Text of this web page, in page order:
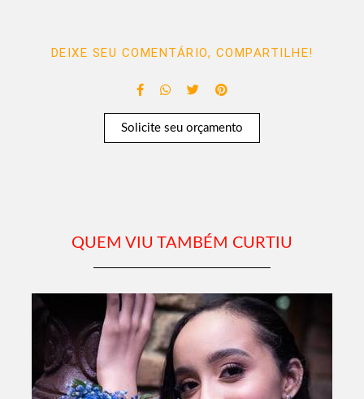
DEIXE SEU COMENTÁRIO, COMPARTILHE!
Solicite seu orçamento
QUEM VIU TAMBÉM CURTIU